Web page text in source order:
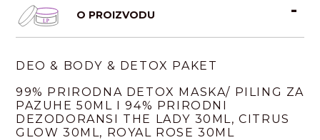
O PROIZVODU
DEO & BODY & DETOX PAKET
99% PRIRODNA DETOX MASKA/ PILING ZA
PAZUHE 50ML I 94% PRIRODNI
DEZODORANSI THE LADY 30ML, CITRUS
GLOW 30ML, ROYAL ROSE 30ML